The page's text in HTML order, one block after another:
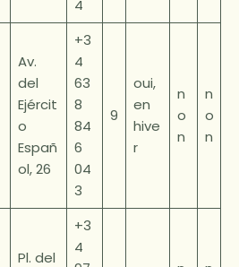
4
Av.
del
Ejércit
o
Españ
ol, 26
+3
4
63
8
84
6
04
3
9
oui,
en
hive
r
n
o
n
n
o
n
Pl. del
+3
4